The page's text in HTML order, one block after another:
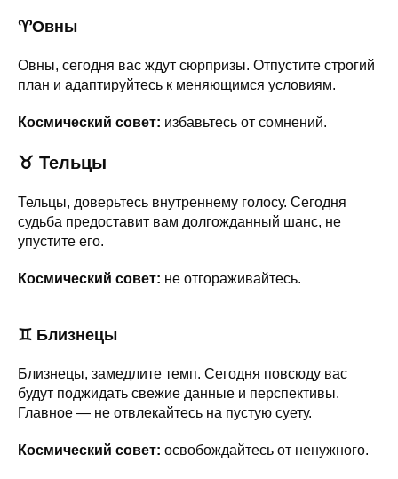
♈️Овны
Овны, сегодня вас ждут сюрпризы. Отпустите строгий
план и адаптируйтесь к меняющимся условиям.
Космический совет: избавьтесь от сомнений.
♉ Тельцы
Тельцы, доверьтесь внутреннему голосу. Сегодня
судьба предоставит вам долгожданный шанс, не
упустите его.
Космический совет: не отгораживайтесь.
♊ Близнецы
Близнецы, замедлите темп. Сегодня повсюду вас
будут поджидать свежие данные и перспективы.
Главное — не отвлекайтесь на пустую суету.
Космический совет: освобождайтесь от ненужного.